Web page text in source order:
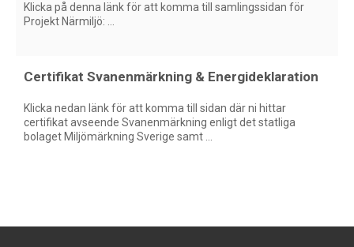
Klicka på denna länk för att komma till samlingssidan för
Projekt Närmiljö: ...
Certifikat Svanenmärkning & Energideklaration
Klicka nedan länk för att komma till sidan där ni hittar
certifikat avseende Svanenmärkning enligt det statliga
bolaget Miljömärkning Sverige samt ...